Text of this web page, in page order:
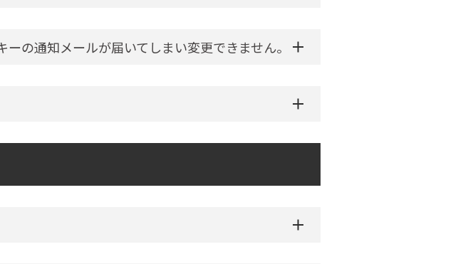
の通知メールが届いてしまい変更できません。